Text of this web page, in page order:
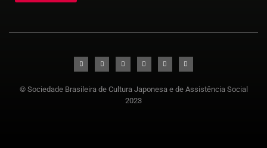
© Sociedade Brasileira de Cultura Japonesa e de Assistência Social
2023